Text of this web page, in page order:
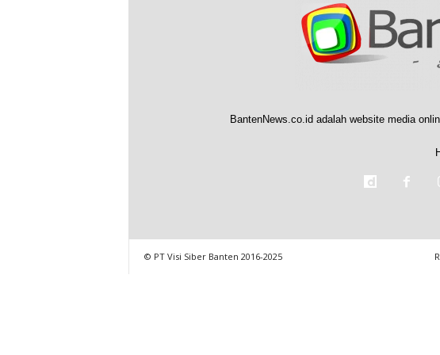
BantenNews.co.id adalah website media
© PT Visi Siber Banten 2016-2025